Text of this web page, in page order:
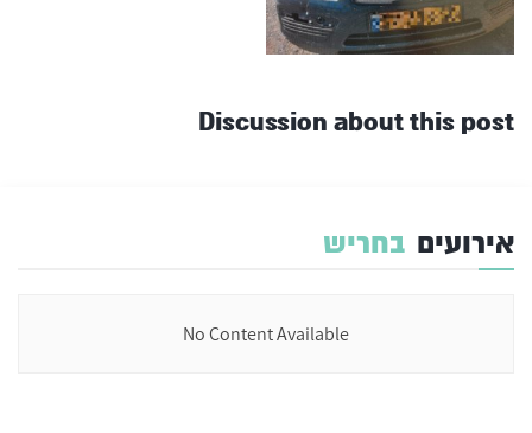
Discussion about this post
אירועים בחריש
No Content Available